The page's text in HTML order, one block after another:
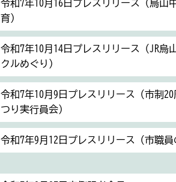
令和7年10月16日プレスリリース（烏山
育）
令和7年10月14日プレスリリース（JR烏
クルめぐり）
令和7年10月9日プレスリリース（市制
つり実行員会）
令和7年9月12日プレスリリース（市職員